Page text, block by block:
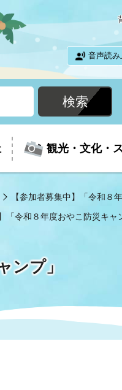
音声読み
届出・証明
住まい・生活・相談
移住・定住
教育
児童福祉
福祉事業者向け情報
新型コロナウイル
観光・文化・
外国人観光客向け
歴史・文化
教育旅行
廃棄物
都市計画・開発・建
除染事業
フラシティいわき
広聴
行政改革
【参加者募集中】「令和８
「令和８年度おやこ防災キャ
ンプ」